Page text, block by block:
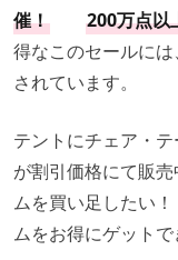
催！
200万点以
得なこのセールには、
されています。
テントにチェア・
が割引価格にて販
ムを買い足したい
ムをお得にゲットで